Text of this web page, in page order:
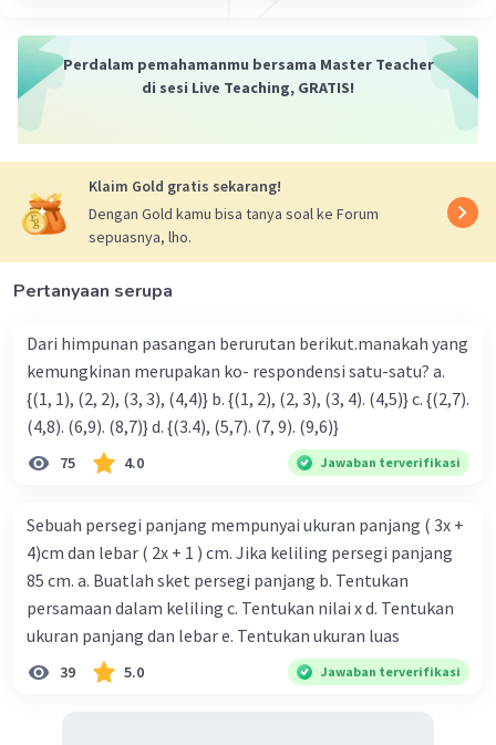
Faktor dari 12x²y = 2 × 2 × 3 × x × x × y
Faktor dari 48xy²z = 2 × 2 × 2 × 3 × x × y × y
faktor tersebut adalah:
Maaf kalau salah
Perdalam pemahamanmu bersama Master Teacher
di sesi Live Teaching, GRATIS!
Klaim Gold gratis sekarang!
Dengan Gold kamu bisa tanya soal ke Forum
sepuasnya, lho.
Pertanyaan serupa
Dari himpunan pasangan berurutan berikut.manakah yang
kemungkinan merupakan ko- respondensi satu-satu? a.
{(1, 1), (2, 2), (3, 3), (4,4)} b. {(1, 2), (2, 3), (3, 4). (4,5)} c. {(2,7).
(4,8). (6,9). (8,7)} d. {(3.4), (5,7). (7, 9). (9,6)}
75 4.0 Jawaban terverifikasi
Sebuah persegi panjang mempunyai ukuran panjang ( 3x +
4)cm dan lebar ( 2x + 1 ) cm. Jika keliling persegi panjang
85 cm. a. Buatlah sket persegi panjang b. Tentukan
persamaan dalam keliling c. Tentukan nilai x d. Tentukan
ukuran panjang dan lebar e. Tentukan ukuran luas
39 5.0 Jawaban terverifikasi